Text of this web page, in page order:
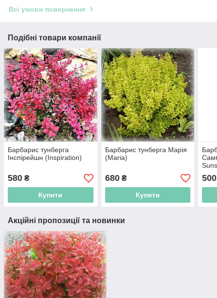
Всі умови повернення
Подібні товари компанії
Барбарис тунберга
Інспірейшн (Inspiration)
580 ₴
Купити
Барбарис тунберга Марія
(Maria)
680₴
Купити
500
Акційні пропозиції та новинки